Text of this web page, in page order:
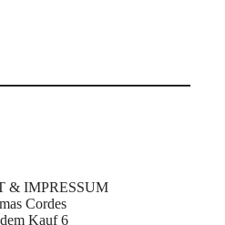
& IMPRESSUM
Cordes
Kauf 6